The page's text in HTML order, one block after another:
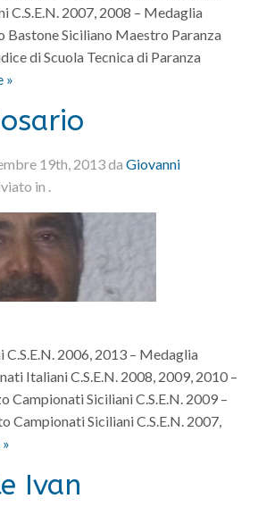
C.S.E.N. 2007, 2008 – Medaglia
Bastone Siciliano Maestro Paranza
di Scuola Tecnica di Paranza
»
19th, 2013da Giovanni
in .
2006, 2013 – Medaglia
Italiani C.S.E.N. 2008, 2009, 2010 –
Campionati Siciliani C.S.E.N. 2009 –
Campionati Siciliani C.S.E.N. 2007,
Ivan